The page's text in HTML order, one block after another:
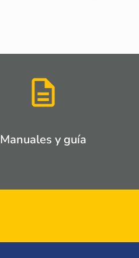
Manuales y guía